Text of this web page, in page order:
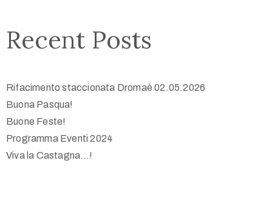
Recent Posts
Rifacimento staccionata Dromaè 02.05.2026
Buona Pasqua!
Buone Feste!
Programma Eventi 2024
Viva la Castagna…!